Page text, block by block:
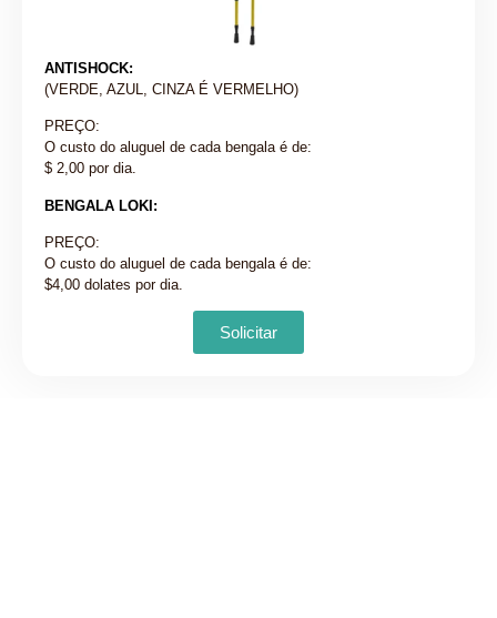
ANTISHOCK:
(VERDE, AZUL, CINZA É VERMELHO)
PREÇO:
O custo do aluguel de cada bengala é de:
$ 2,00 por dia.
BENGALA LOKI:
PREÇO:
O custo do aluguel de cada bengala é de:
$4,00 dolates por dia.
Solicitar